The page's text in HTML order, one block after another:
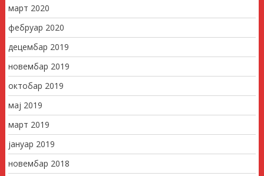
март 2020
фебруар 2020
децембар 2019
новембар 2019
октобар 2019
мај 2019
март 2019
јануар 2019
новембар 2018